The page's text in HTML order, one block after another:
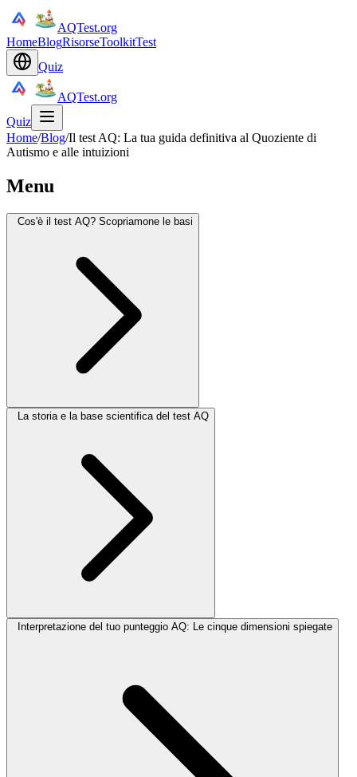
AQTest.org
HomeBlogRisorseToolkitTest
Quiz
AQTest.org
Quiz
Home/Blog/Il test AQ: La tua guida definitiva al Quoziente di
Autismo e alle intuizioni
Menu
Cos'è il test AQ? Scopriamone le basi
La storia e la base scientifica del test AQ
Interpretazione del tuo punteggio AQ: Le cinque dimensioni spiegate